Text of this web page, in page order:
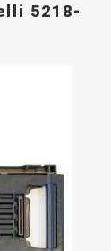
5218-